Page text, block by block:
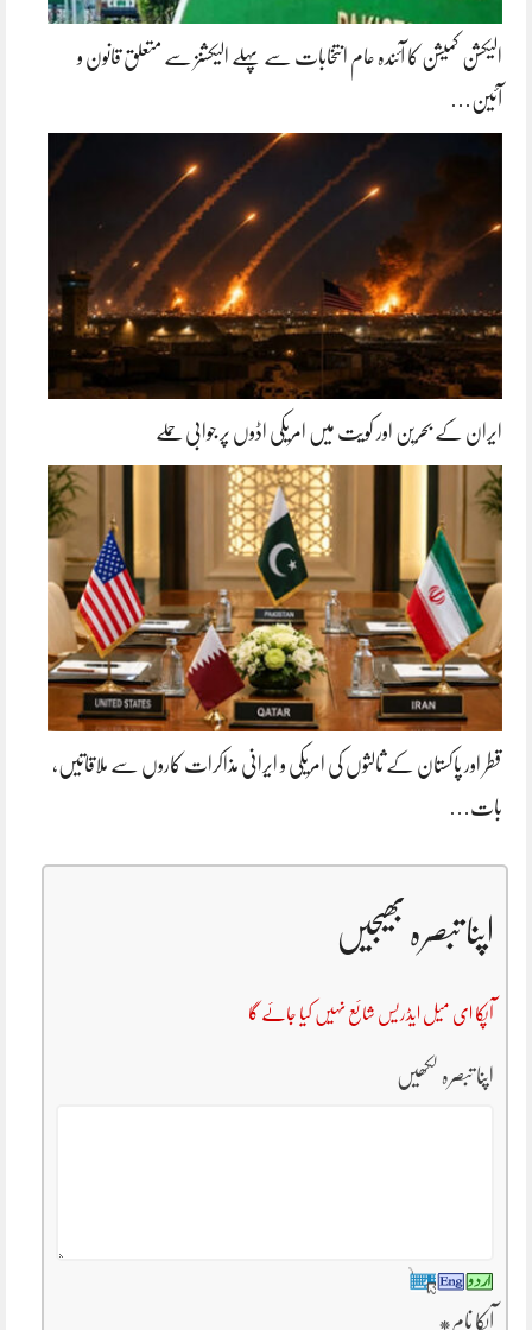
الیکشن کمیشن کا آئندہ عام انتخابات سے پہلے الیکشنز سے متعلق قانون و
آئین…
ایران کے بحرین اور کویت میں امریکی اڈوں پر جوابی حملے
قطر اور پاکستان کے ثالثوں کی امریکی و ایرانی مذاکرات کاروں سے ملاقاتیں،
بات…
اپنا تبصرہ بھیجیں
آپکا ای میل ایڈریس شائع نہیں کیا جائے گا
اپنا تبصرہ لکھیں
آپکا نام*